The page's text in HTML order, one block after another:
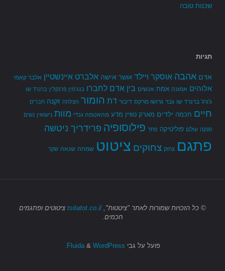
שכנות טובה
תגיות
אדם אהבה אוסקר ויילד אושר אישה אלברט איינשטיין אלבר קאמי
אלוהים אמונה אמת אנשים בין אדם לחברו בנג'מין פרנקלין ברנרד שו
ג'ורג' ברנרד שו גבר גרושו מרקס דיבור דת הומור הצלחה זקנה חברים
חיים חכמה ילדים מארק טוויין מדע מהאטמה גנדי מוות נישואין נשים
סנקה עולם פוליטיקה פחד פילוסופיה פרידריך ניטשה
פתגם צחוק צחוקים ציטוט שמחה שנאה שקר
© כל הזכויות שמורות לאתר "ציטטות", tsitatot.co.il ציטוטים ופתגמים
חכמים.
פועל על גבי & WordPress.